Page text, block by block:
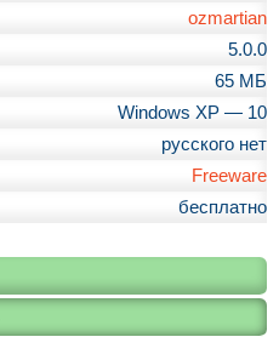
ozmartian
5.0.0
65 МБ
Windows XP — 10
русского нет
Freeware
бесплатно